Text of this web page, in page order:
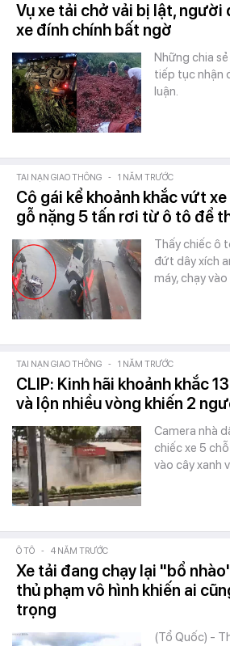
Vụ xe tải chở vải bị lật, người
xe đính chính bất ngờ
Những chia
tiếp tục nhận
luận.
TAI NẠN GIAO THÔNG - 1 NĂM TRƯỚC
Cô gái kể khoảnh khắc vứt
gỗ nặng 5 tấn rơi từ ô tô để
Thấy chiếc ô
đứt dây xích
máy, chạy
TAI NẠN GIAO THÔNG - 1 NĂM TRƯỚC
CLIP: Kinh hãi khoảnh khắc
và lộn nhiều vòng khiến 2
Camera nhà
chiếc xe 5
vào cây xanh
Ô TÔ - 4 NĂM TRƯỚC
Xe tải đang chạy lại "bổ
thủ phạm vô hình khiến ai
trọng
(Tổ Quốc) -